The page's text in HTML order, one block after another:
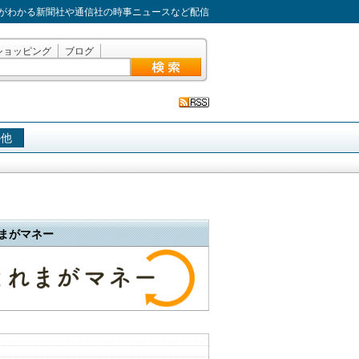
わかる新聞社や通信社の時事ニュースなど配信
ョッピング ブログ
がマネー